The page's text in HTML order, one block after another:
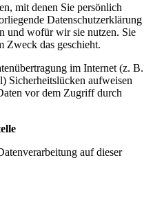
mit denen Sie persönlich
Datenschutzerklärung
und wofür wir sie nutzen. Sie
Zweck das geschieht.
im Internet (z. B.
Sicherheitslücken aufweisen
vor dem Zugriff durch
auf dieser